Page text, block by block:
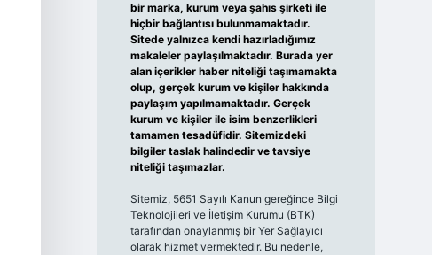
bir marka, kurum veya şahıs şirketi ile
hiçbir bağlantısı bulunmamaktadır.
Sitede yalnızca kendi hazırladığımız
makaleler paylaşılmaktadır. Burada yer
alan içerikler haber niteliği taşımamakta
olup, gerçek kurum ve kişiler hakkında
paylaşım yapılmamaktadır. Gerçek
kurum ve kişiler ile isim benzerlikleri
tamamen tesadüfidir. Sitemizdeki
bilgiler taslak halindedir ve tavsiye
niteliği taşımazlar.
Sitemiz, 5651 Sayılı Kanun gereğince Bilgi
Teknolojileri ve İletişim Kurumu (BTK)
tarafından onaylanmış bir Yer Sağlayıcı
olarak hizmet vermektedir. Bu nedenle,